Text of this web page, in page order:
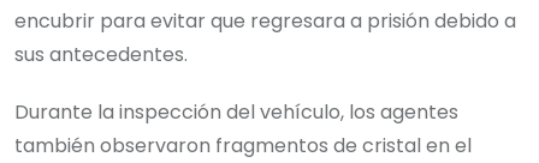
encubrir para evitar que regresara a prisión debido a
sus antecedentes.
Durante la inspección del vehículo, los agentes
también observaron fragmentos de cristal en el